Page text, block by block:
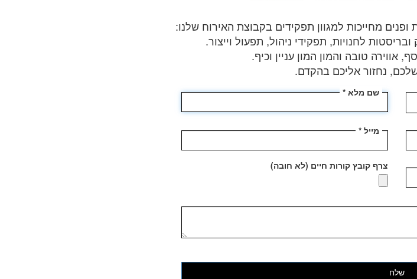
ופנים מחייכות למגוון תפקידים בקבוצת האירוח שלנו:
לחנויות, תפקידי ניהול, תפעול וייצור.
טובה והמון המון עניין וכיף.
נחזור אליכם בהקדם.
שם מלא
מייל
צרף קובץ קורות חיים (לא חובה)
שלח